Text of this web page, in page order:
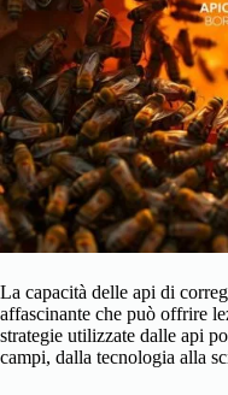
La capacità delle api di
affascinante che può offrire
strategie utilizzate dalle api
campi, dalla tecnologia alla